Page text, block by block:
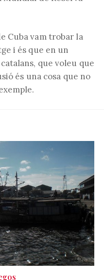
Cuba vam trobar la
i és que en un
que voleu que
és una cosa que no